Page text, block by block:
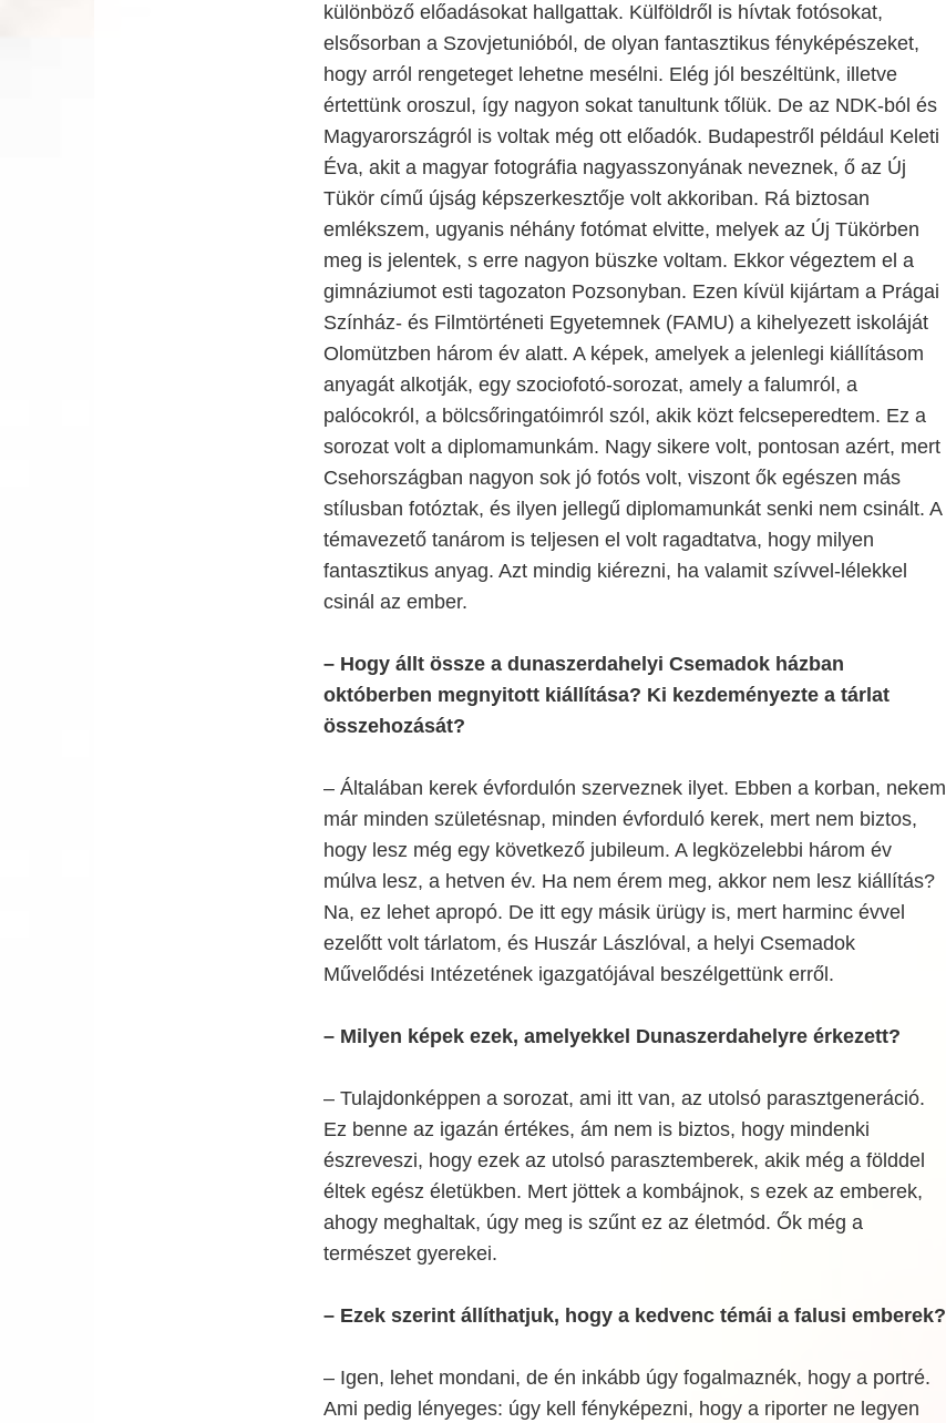
különböző előadásokat hallgattak. Külföldről is hívtak fotósokat,
elsősorban a Szovjetunióból, de olyan fantasztikus fényképészeket,
hogy arról rengeteget lehetne mesélni. Elég jól beszéltünk, illetve
értettünk oroszul, így nagyon sokat tanultunk tőlük. De az NDK-ból és
Magyarországról is voltak még ott előadók. Budapestről például Keleti
Éva, akit a magyar fotográfia nagyasszonyának neveznek, ő az Új
Tükör című újság képszerkesztője volt akkoriban. Rá biztosan
emlékszem, ugyanis néhány fotómat elvitte, melyek az Új Tükörben
meg is jelentek, s erre nagyon büszke voltam. Ekkor végeztem el a
gimnáziumot esti tagozaton Pozsonyban. Ezen kívül kijártam a Prágai
Színház- és Filmtörténeti Egyetemnek (FAMU) a kihelyezett iskoláját
Olomützben három év alatt. A képek, amelyek a jelenlegi kiállításom
anyagát alkotják, egy szociofotó-sorozat, amely a falumról, a
palócokról, a bölcsőringatóimról szól, akik közt felcseperedtem. Ez a
sorozat volt a diplomamunkám. Nagy sikere volt, pontosan azért, mert
Csehországban nagyon sok jó fotós volt, viszont ők egészen más
stílusban fotóztak, és ilyen jellegű diplomamunkát senki nem csinált. A
témavezető tanárom is teljesen el volt ragadtatva, hogy milyen
fantasztikus anyag. Azt mindig kiérezni, ha valamit szívvel-lélekkel
csinál az ember.
– Hogy állt össze a dunaszerdahelyi Csemadok házban
októberben megnyitott kiállítása? Ki kezdeményezte a tárlat
összehozását?
– Általában kerek évfordulón szerveznek ilyet. Ebben a korban, nekem
már minden születésnap, minden évforduló kerek, mert nem biztos,
hogy lesz még egy következő jubileum. A legközelebbi három év
múlva lesz, a hetven év. Ha nem érem meg, akkor nem lesz kiállítás?
Na, ez lehet apropó. De itt egy másik ürügy is, mert harminc évvel
ezelőtt volt tárlatom, és Huszár Lászlóval, a helyi Csemadok
Művelődési Intézetének igazgatójával beszélgettünk erről.
– Milyen képek ezek, amelyekkel Dunaszerdahelyre érkezett?
– Tulajdonképpen a sorozat, ami itt van, az utolsó parasztgeneráció.
Ez benne az igazán értékes, ám nem is biztos, hogy mindenki
észreveszi, hogy ezek az utolsó parasztemberek, akik még a földdel
éltek egész életükben. Mert jöttek a kombájnok, s ezek az emberek,
ahogy meghaltak, úgy meg is szűnt ez az életmód. Ők még a
természet gyerekei.
– Ezek szerint állíthatjuk, hogy a kedvenc témái a falusi emberek?
– Igen, lehet mondani, de én inkább úgy fogalmaznék, hogy a portré.
Ami pedig lényeges: úgy kell fényképezni, hogy a riporter ne legyen